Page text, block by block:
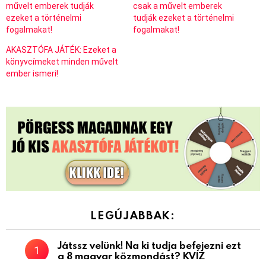
művelt emberek tudják
ezeket a történelmi
fogalmakat!
csak a művelt emberek
tudják ezeket a történelmi
fogalmakat!
AKASZTÓFA JÁTÉK: Ezeket a
könyvcímeket minden művelt
ember ismeri!
LEGÚJABBAK:
Játssz velünk! Na ki tudja befejezni ezt
a 8 magyar közmondást? KVÍZ